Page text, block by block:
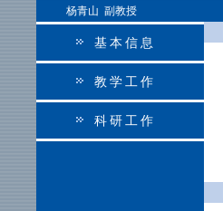
杨青山 副教授
基本信息
教学工作
科研工作